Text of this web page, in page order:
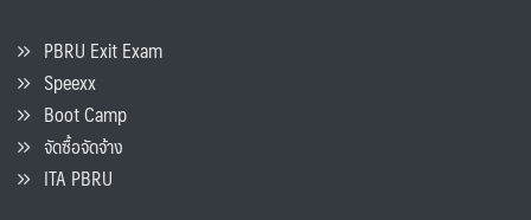
PBRU Exit Exam
Speexx
Boot Camp
จัดซื้อจัดจ้าง
ITA PBRU